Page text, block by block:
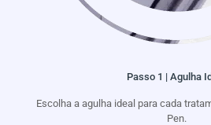
Passo 1 | Agulha
Escolha a agulha ideal para cada
Pen.